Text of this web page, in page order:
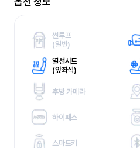
썬루프
(일반)
열선시트
(앞좌석)
후방 카메라
하이패스
스마트키